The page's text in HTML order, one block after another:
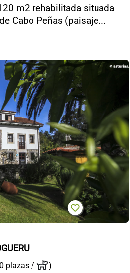
m2 rehabilitada situada
Cabo Peñas (paisaje...
plazas / )